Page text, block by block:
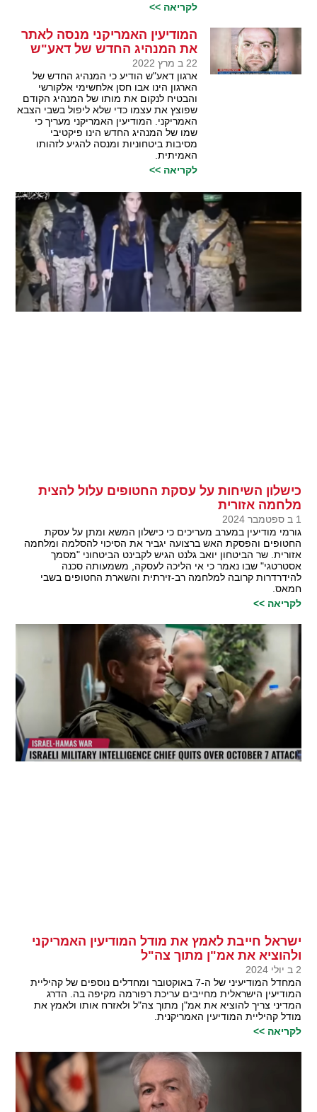
לקריאה >>
המודיעין האמריקני מנסה לאתר
את המנהיג החדש של דאע"ש
22 ב מרץ 2022
ארגון דאע"ש הודיע כי המנהיג החדש של
הארגון הינו אבו חסן אלחשימי אלקורשי
והבטיח לנקום את מותו של המנהיג הקודם
שפוצץ את עצמו כדי שלא ליפול בשבי הצבא
האמריקני. המודיעין האמריקני מעריך כי
שמו של המנהיג החדש הינו פיקטיבי
מסיבות ביטחוניות ומנסה להגיע לזהותו
האמיתית.
לקריאה >>
כישלון השיחות על עסקת החטופים עלול להצית
מלחמה אזורית
1 ב ספטמבר 2024
גורמי מודיעין במערב מעריכים כי כישלון המשא ומתן על עסקת
החטופים והפסקת האש ברצועה יגביר את הסיכוי להסלמה ומלחמה
אזורית. שר הביטחון יואב גלנט הגיש לקבינט הביטחוני "מסמך
אסטרטגי" שבו נאמר כי אי הליכה לעסקה, משמעותה סכנה
להידרדרות קרובה למלחמה רב-זירתית והשארת החטופים בשבי
חמאס.
לקריאה >>
ישראל חייבת לאמץ את מודל המודיעין האמריקני
ולהוציא את אמ"ן מתוך צה"ל
2 ב יולי 2024
המחדל המודיעיני של ה-7 באוקטובר ומחדלים נוספים של קהיליית
המודיעין הישראלית מחייבים עריכת רפורמה מקיפה בה. הדרג
המדיני צריך להוציא את אמ"ן מתוך צה"ל ולאזרח אותו ולאמץ את
מודל קהיליית המודיעין האמריקנית.
לקריאה >>